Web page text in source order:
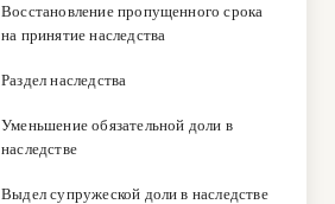
Восстановление пропущенного срока
на принятие наследства
Раздел наследства
Уменьшение обязательной доли в
наследстве
Выдел супружеской доли в наследстве